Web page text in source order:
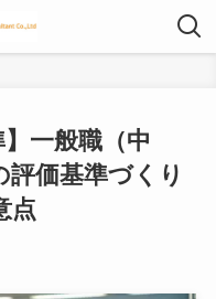
】一般職（中
価基準づくり
点